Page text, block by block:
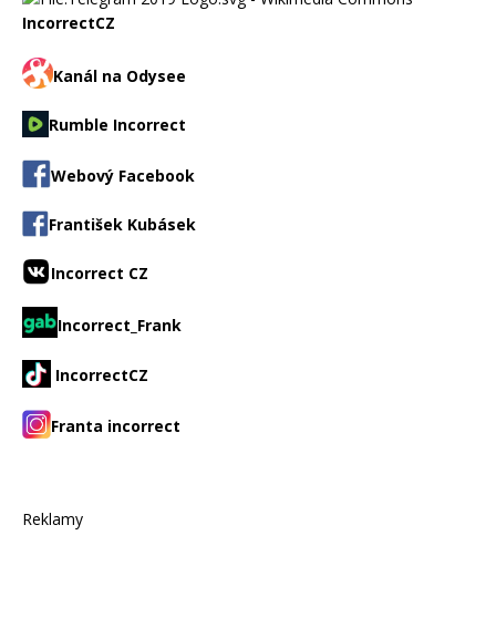
IncorrectCZ
Kanál na Odysee
Rumble Incorrect
Webový Facebook
František Kubásek
Incorrect CZ
Incorrect_Frank
IncorrectCZ
Franta incorrect
Reklamy